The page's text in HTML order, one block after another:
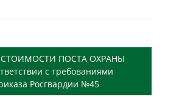
СТОИМОСТИ ПОСТА ОХРАНЫ
с требованиями
Росгвардии №45